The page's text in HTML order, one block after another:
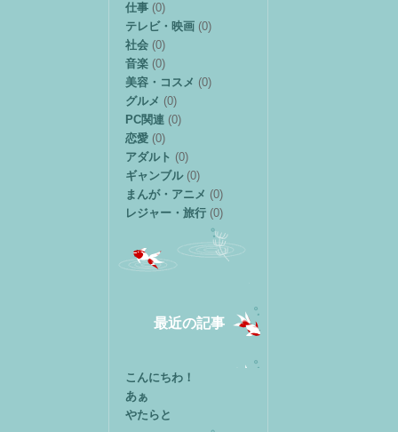
仕事 (0)
テレビ・映画 (0)
社会 (0)
音楽 (0)
美容・コスメ (0)
グルメ (0)
PC関連 (0)
恋愛 (0)
アダルト (0)
ギャンブル (0)
まんが・アニメ (0)
レジャー・旅行 (0)
最近の記事
こんにちわ！
あぁ
やたらと